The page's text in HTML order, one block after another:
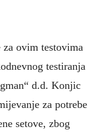
za ovim testovima
testiranja
d.d. Konjic
za potrebe
setove, zbog